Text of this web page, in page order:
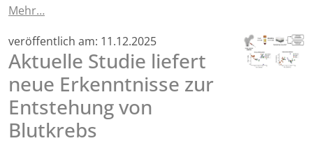
Mehr…
veröffentlich am: 11.12.2025
Aktuelle Studie liefert
neue Erkenntnisse zur
Entstehung von
Blutkrebs